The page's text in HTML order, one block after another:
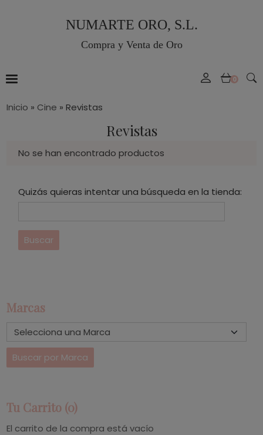
NUMARTE ORO, S.L.
Compra y Venta de Oro
0
Marcas
Tu Carrito (0)
El carrito de la compra está vacío
Inicio » Cine » Revistas
Revistas
No se han encontrado productos
Quizás quieras intentar una búsqueda en la tienda: